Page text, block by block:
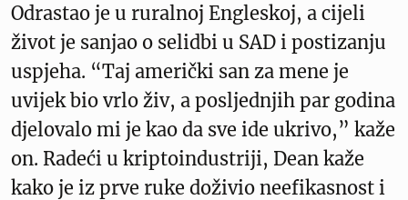
Odrastao je u ruralnoj Engleskoj, a cijeli
život je sanjao o selidbi u SAD i postizanju
uspjeha. “Taj američki san za mene je
uvijek bio vrlo živ, a posljednjih par godina
djelovalo mi je kao da sve ide ukrivo,” kaže
on. Radeći u kriptoindustriji, Dean kaže
kako je iz prve ruke doživio neefikasnost i